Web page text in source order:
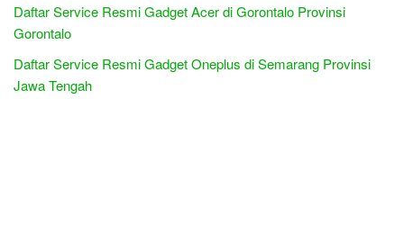
Daftar Service Resmi Gadget Acer di Gorontalo Provinsi
Gorontalo
Daftar Service Resmi Gadget Oneplus di Semarang Provinsi
Jawa Tengah